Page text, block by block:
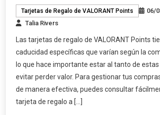
Tarjetas de Regalo de VALORANT Points
06/
Talia Rivers
Las tarjetas de regalo de VALORANT Points
caducidad específicas que varían según la
lo que hace importante estar al tanto de
evitar perder valor. Para gestionar tus
de manera efectiva, puedes consultar
tarjeta de regalo a […]